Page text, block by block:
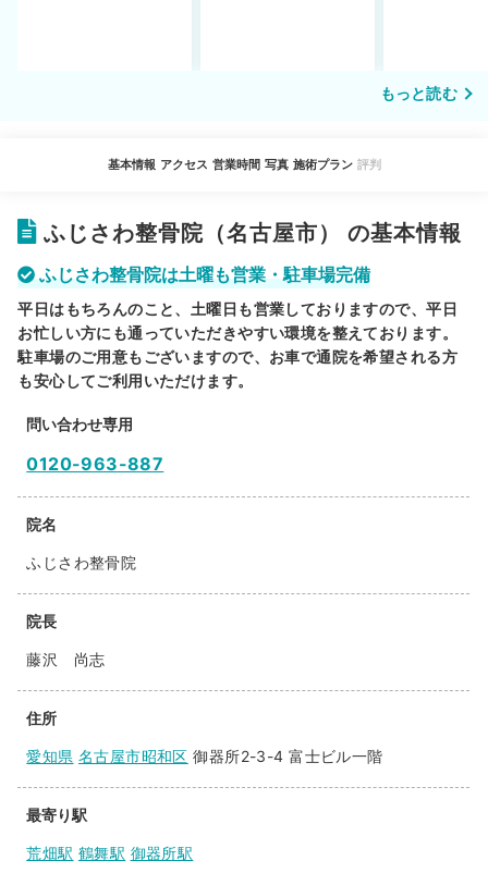
もっと読む
基本情報 アクセス 営業時間 写真 施術プラン 評判
ふじさわ整骨院（名古屋市） の基本情報
ふじさわ整骨院は土曜も営業・駐車場完備
平日はもちろんのこと、土曜日も営業しておりますので、平日
お忙しい方にも通っていただきやすい環境を整えております。
駐車場のご用意もございますので、お車で通院を希望される方
も安心してご利用いただけます。
問い合わせ専用
0120-963-887
院名
ふじさわ整骨院
院長
藤沢 尚志
住所
愛知県 名古屋市昭和区 御器所2-3-4 富士ビル一階
最寄り駅
荒畑駅 鶴舞駅 御器所駅